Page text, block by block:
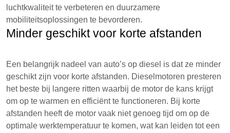
luchtkwaliteit te verbeteren en duurzamere
mobiliteitsoplossingen te bevorderen.
Minder geschikt voor korte afstanden
Een belangrijk nadeel van auto’s op diesel is dat ze minder
geschikt zijn voor korte afstanden. Dieselmotoren presteren
het beste bij langere ritten waarbij de motor de kans krijgt
om op te warmen en efficiënt te functioneren. Bij korte
afstanden heeft de motor vaak niet genoeg tijd om op de
optimale werktemperatuur te komen, wat kan leiden tot een